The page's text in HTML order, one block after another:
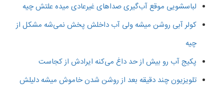
لباسشویی موقع آب‌گیری صداهای غیرعادی میده علتش چیه
کولر آبی روشن میشه ولی آب داخلش پخش نمی‌شه مشکل از
چیه
پکیج آب رو بیش از حد داغ می‌کنه ایرادش از کجاست
تلویزیون چند دقیقه بعد از روشن شدن خاموش میشه دلیلش